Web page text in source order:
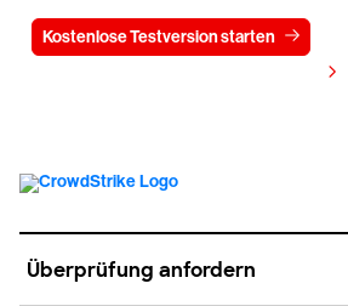
Kostenlose Testversion starten
Überprüfung anfordern